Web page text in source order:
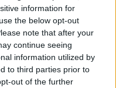
information for
the below opt-out
note that after your
continue seeing
information utilized by
to third parties prior to
out of the further
υποχωρήσει σε
ότι, εάν η
όρο της Ε.Ε., που
κράτος θα είχε